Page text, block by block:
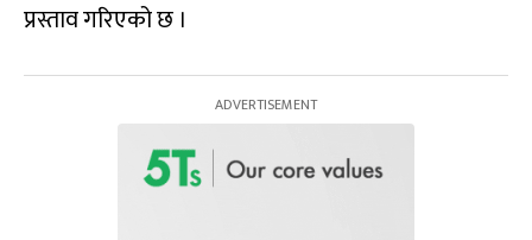
प्रस्ताव गरिएको छ ।